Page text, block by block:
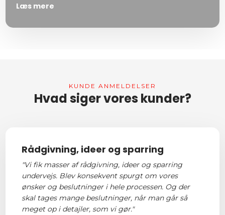
Læs mere
KUNDE ANMELDELSER​
Hvad siger vores kunder?​
Rådgivning, ideer og sparring
"Vi fik masser af rådgivning, ideer og sparring
undervejs. Blev konsekvent spurgt om vores
ønsker og beslutninger i hele processen. Og der
skal tages mange beslutninger, når man går så
meget op i detajler, som vi gør."